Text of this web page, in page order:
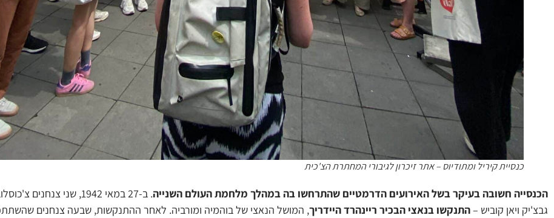
כנסיית קיריל ומתודיוס – אתר זיכרון לגיבורי המחתרת הצ'כית
הכנסייה חשובה בעיקר בשל האירועים הדרמטיים שהתרחשו בה במהלך מלחמת העולם השנייה
. ב-27 במאי 1942, שני צנחנים
גבצ'יק ויאן קוביש –התנקשו בנאצי הבכיר ריינהרד היידריך, המושל הנאצי של בוהמיה ומורביה. לאחר ההתנקשות, שבעה צנחנים